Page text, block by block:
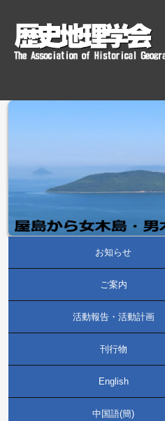
お知らせ
ご案内
活動報告・活動計画
刊行物
English
中国語(簡)